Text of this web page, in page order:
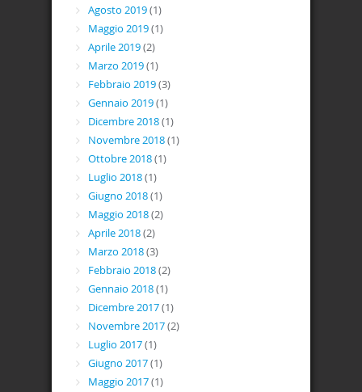
Agosto 2019(1)
Maggio 2019(1)
Aprile 2019(2)
Marzo 2019(1)
Febbraio 2019(3)
Gennaio 2019(1)
Dicembre 2018(1)
Novembre 2018(1)
Ottobre 2018(1)
Luglio 2018(1)
Giugno 2018(1)
Maggio 2018(2)
Aprile 2018(2)
Marzo 2018(3)
Febbraio 2018(2)
Gennaio 2018(1)
Dicembre 2017(1)
Novembre 2017(2)
Luglio 2017(1)
Giugno 2017(1)
Maggio 2017(1)